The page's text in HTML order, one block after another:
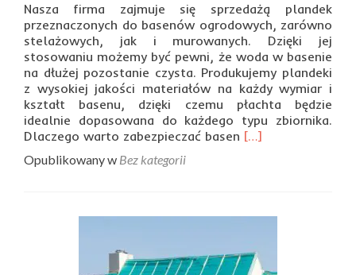
Nasza firma zajmuje się sprzedażą plandek
przeznaczonych do basenów ogrodowych, zarówno
stelażowych, jak i murowanych. Dzięki jej
stosowaniu możemy być pewni, że woda w basenie
na dłużej pozostanie czysta. Produkujemy plandeki
z wysokiej jakości materiałów na każdy wymiar i
kształt basenu, dzięki czemu płachta będzie
idealnie dopasowana do każdego typu zbiornika.
Dlaczego warto zabezpieczać basen Read
basen
[…]
Opublikowany w Bez kategorii